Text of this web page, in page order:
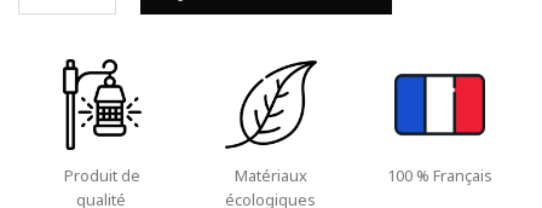
99,99 €.79,99 €.
Produit de
qualité
Matériaux
écologiques
100 % Français